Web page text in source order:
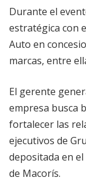
Durante el
estratégica con
Auto en
marcas, entre
El gerente
empresa busca
fortalecer las
ejecutivos de
depositada en el
de Macorís.